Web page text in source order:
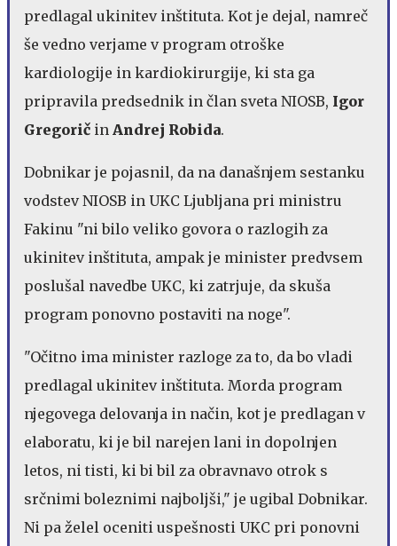
predlagal ukinitev inštituta. Kot je dejal, namreč
še vedno verjame v program otroške
kardiologije in kardiokirurgije, ki sta ga
pripravila predsednik in član sveta NIOSB, Igor
Gregorič in Andrej Robida.
Dobnikar je pojasnil, da na današnjem sestanku
vodstev NIOSB in UKC Ljubljana pri ministru
Fakinu "ni bilo veliko govora o razlogih za
ukinitev inštituta, ampak je minister predvsem
poslušal navedbe UKC, ki zatrjuje, da skuša
program ponovno postaviti na noge".
"Očitno ima minister razloge za to, da bo vladi
predlagal ukinitev inštituta. Morda program
njegovega delovanja in način, kot je predlagan v
elaboratu, ki je bil narejen lani in dopolnjen
letos, ni tisti, ki bi bil za obravnavo otrok s
srčnimi boleznimi najboljši," je ugibal Dobnikar.
Ni pa želel oceniti uspešnosti UKC pri ponovni